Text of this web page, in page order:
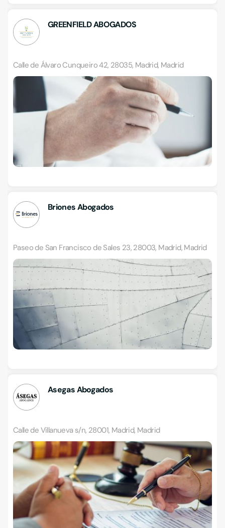
GREENFIELD ABOGADOS
Calle de Álvaro Cunqueiro 42, 28035, Madrid, Madrid
Briones Abogados
Paseo de San Francisco de Sales 23, 28003, Madrid, Madrid
Asegas Abogados
Calle de Villanueva s/n, 28001, Madrid, Madrid